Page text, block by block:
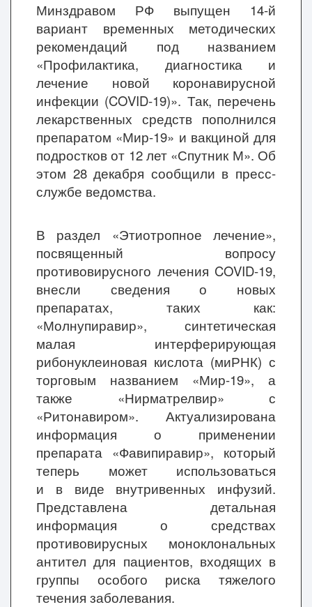
Минздравом РФ выпущен 14-й
вариант временных методических
рекомендаций под названием
«Профилактика, диагностика и
лечение новой коронавирусной
инфекции (COVID-19)». Так, перечень
лекарственных средств пополнился
препаратом «Мир-19» и вакциной для
подростков от 12 лет «Спутник М». Об
этом 28 декабря сообщили в пресс-
службе ведомства.
В раздел «Этиотропное лечение»,
посвященный вопросу
противовирусного лечения COVID-19,
внесли сведения о новых
препаратах, таких как:
«Молнупиравир», синтетическая
малая интерферирующая
рибонуклеиновая кислота (миРНК) с
торговым названием «Мир-19», а
также «Нирматрелвир» с
«Ритонавиром». Актуализирована
информация о применении
препарата «Фавипиравир», который
теперь может использоваться
и в виде внутривенных инфузий.
Представлена детальная
информация о средствах
противовирусных моноклональных
антител для пациентов, входящих в
группы особого риска тяжелого
течения заболевания.